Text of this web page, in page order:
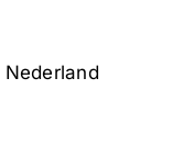
Nederland